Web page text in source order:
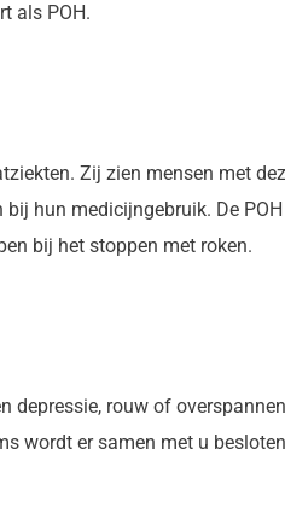
als POH.
Zij zien mensen met
hun medicijngebruik. De POH
bij het stoppen met roken.
depressie, rouw of
wordt er samen met u